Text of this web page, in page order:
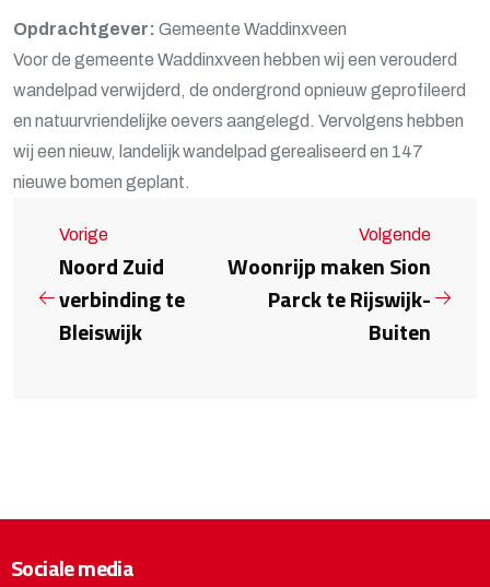
Opdrachtgever: Gemeente Waddinxveen
Voor de gemeente Waddinxveen hebben wij een verouderd
wandelpad verwijderd, de ondergrond opnieuw geprofileerd
en natuurvriendelijke oevers aangelegd. Vervolgens hebben
wij een nieuw, landelijk wandelpad gerealiseerd en 147
nieuwe bomen geplant.
Vorige
Noord Zuid
verbinding te
Bleiswijk
Volgende
Woonrijp maken Sion
Parck te Rijswijk-
Buiten
Sociale media